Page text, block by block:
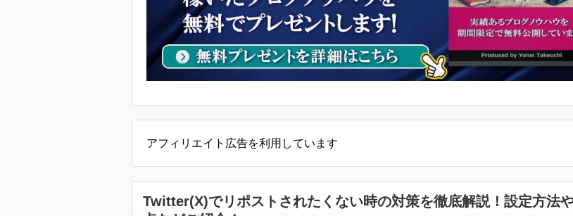
アフィリエイト広告を利用しています
Twitter(X)でリポストされたくない時の対策を徹底解説！設定方法